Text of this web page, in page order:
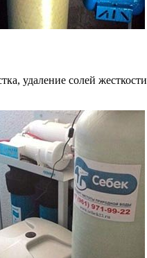
удаление солей жесткости